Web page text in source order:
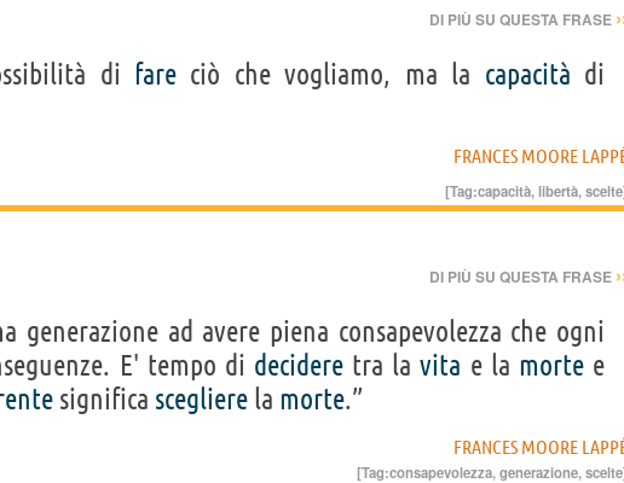
DI PIÙ SU QUESTA FRASE
di fare ciò che vogliamo, ma la capacità di
FRANCES MOORE
[Tag:capacità,libertà,scelte
DI PIÙ SU QUESTA FRASE
generazione ad avere piena consapevolezza che ogni
E' tempo di decidere tra lavita e la mortee
significa scegliere la morte.”
FRANCES MOORE
[Tag:consapevolezza,generazione,scelte